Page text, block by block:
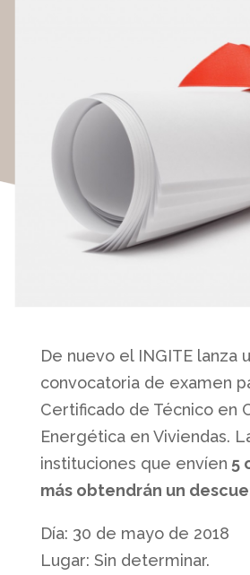
De nuevo el INGITE lanza
convocatoria de examen
Certificado de Técnico en
Energética en Viviendas.
instituciones que envíen 5
más obtendrán un
Día: 30 de mayo de 2018
Lugar: Sin determinar.